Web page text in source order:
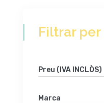
Filtrar per
Preu (IVA INCLÒS)
Marca